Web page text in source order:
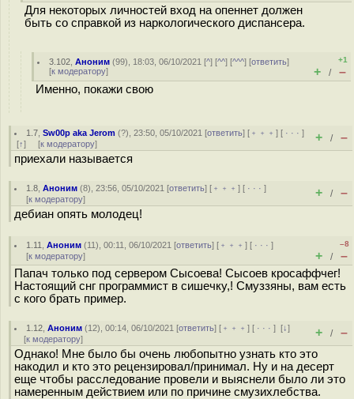
Для некоторых личностей вход на опеннет должен
быть со справкой из наркологического диспансера.
3.102 ,Аноним (99), 18:03, 06/10/2021 [^] [^^] [^^^] [ответить]
[к модератору]
+1
+ / –
Именно, покажи свою
1.7 ,Sw00p aka Jerom (?), 23:50, 05/10/2021 [ответить] [ ﹢﹢﹢] [ · · ·]
[↑] [к модератору] + / –
приехали называется
1.8 ,Аноним (8), 23:56, 05/10/2021 [ответить] [ ﹢﹢﹢] [ · · ·]
[к модератору] + / –
дебиан опять молодец!
1.11 ,Аноним (11), 00:11, 06/10/2021 [ответить] [ ﹢﹢﹢] [ · · ·]
[к модератору]
–8
+ / –
Папач только под сервером Сысоева! Сысоев кросаффчег!
Настоящий снг программист в сишечку,! Смуззяны, вам есть
с кого брать пример.
1.12 ,Аноним (12), 00:14, 06/10/2021 [ответить] [ ﹢﹢﹢] [ · · ·][↓]
[к модератору] + / –
Однако! Мне было бы очень любопытно узнать кто это
накодил и кто это рецензировал/принимал. Ну и на десерт
еще чтобы расследование провели и выяснели было ли это
намеренным действием или по причине смузихлебства.